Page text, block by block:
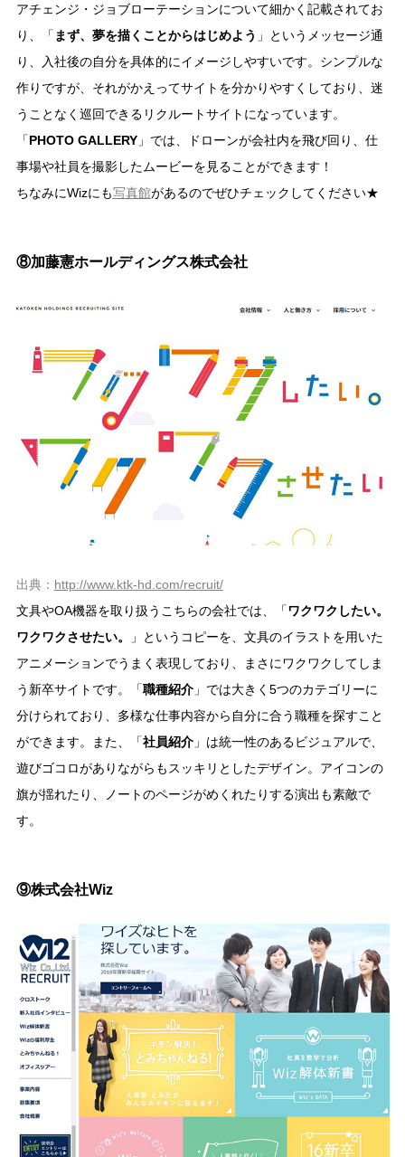
アチェンジ・ジョブローテーションについて細かく記載されてお
り、「 まず、夢を描くことからはじめよう 」というメッセージ通
り、入社後の自分を具体的にイメージしやすいです。シンプルな
作りですが、それがかえってサイトを分かりやすくしており、迷
うことなく巡回できるリクルートサイトになっています。
「PHOTO GALLERY」では、ドローンが会社内を飛び回り、仕
事場や社員を撮影したムービーを見ることができます！
ちなみにWizにも写真館があるのでぜひチェックしてください★
⑧加藤憲ホールディングス株式会社
出典： http://www.ktk-hd.com/recruit/
文具やOA機器を取り扱うこちらの会社では、「ワクワクしたい。
ワクワクさせたい。
」というコピーを、文具のイラストを用いた
アニメーションでうまく表現しており、まさにワクワクしてしま
う新卒サイトです。「職種紹介」では大きく5つのカテゴリーに
分けられており、多様な仕事内容から自分に合う職種を探すこと
ができます。また、「社員紹介」は統一性のあるビジュアルで、
遊びゴコロがありながらもスッキリとしたデザイン。アイコンの
旗が揺れたり、ノートのページがめくれたりする演出も素敵で
す。
⑨株式会社Wiz